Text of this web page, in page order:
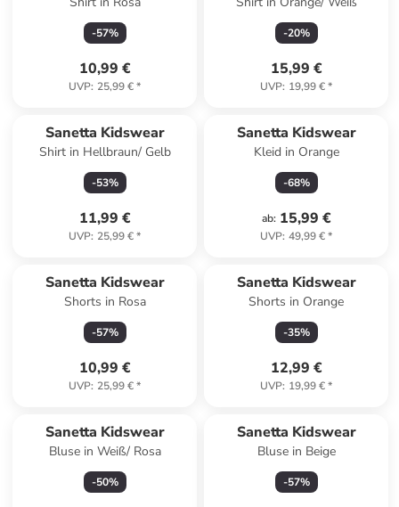
-57%
10,99 €
UVP: 25,99 €*
-20%
15,99 €
UVP: 19,99 €*
Sanetta Kidswear
Shirt in Hellbraun/ Gelb
-53%
11,99 €
UVP: 25,99 €*
Sanetta Kidswear
Kleid in Orange
-68%
ab: 15,99 €
UVP: 49,99 €*
Sanetta Kidswear
Shorts in Rosa
-57%
10,99 €
UVP: 25,99 €*
Sanetta Kidswear
Shorts in Orange
-35%
12,99 €
UVP: 19,99 €*
Sanetta Kidswear
Bluse in Weiß/ Rosa
-50%
Sanetta Kidswear
Bluse in Beige
-57%